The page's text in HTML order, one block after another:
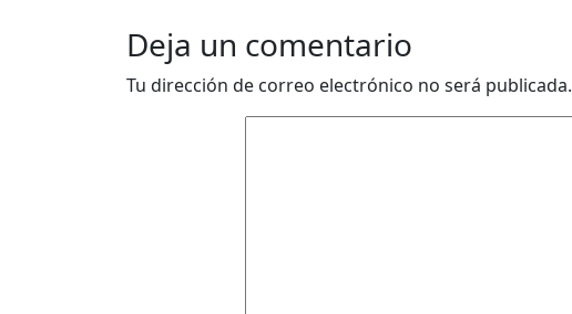
Deja un comentario
Tu dirección de correo electrónico no será publicada.